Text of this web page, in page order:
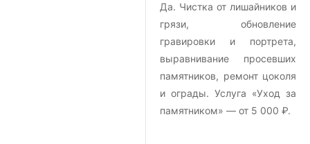
Да. Чистка от лишайников и
грязи, обновление
гравировки и портрета,
выравнивание просевших
памятников, ремонт цоколя
и ограды. Услуга «Уход за
памятником» — от 5 000 ₽.